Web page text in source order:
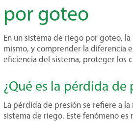
por goteo
En un sistema de riego por goteo,
mismo, y comprender la diferencia
eficiencia del sistema, proteger los
¿Qué es la pérdida de
La pérdida de presión se refiere a
sistema de riego. Este fenómeno